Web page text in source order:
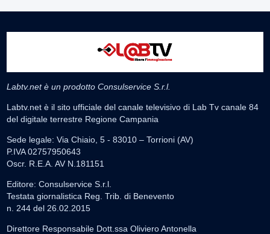
Labtv.net è un prodotto Consulservice S.r.l.
Labtv.net è il sito ufficiale del canale televisivo di Lab Tv canale 84
del digitale terrestre Regione Campania
Sede legale: Via Chiaio, 5 - 83010 – Torrioni (AV)
P.IVA 02757950643
Oscr. R.E.A. AV N.181151
Editore: Consulservice S.r.l.
Testata giornalistica Reg. Trib. di Benevento
n. 244 del 26.02.2015
Direttore Responsabile Dott.ssa Oliviero Antonella